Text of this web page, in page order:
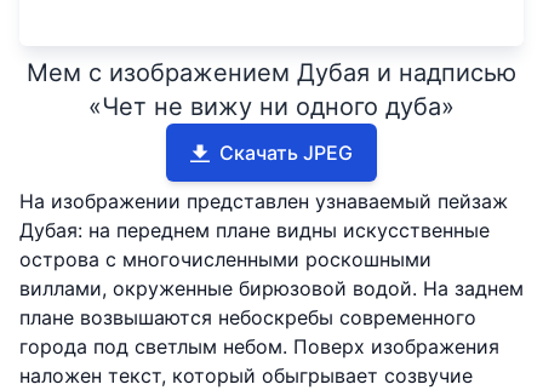
Мем с изображением Дубая и надписью
«Чет не вижу ни одного дуба»
Скачать JPEG
На изображении представлен узнаваемый пейзаж
Дубая: на переднем плане видны искусственные
острова с многочисленными роскошными
виллами, окруженные бирюзовой водой. На заднем
плане возвышаются небоскребы современного
города под светлым небом. Поверх изображения
наложен текст, который обыгрывает созвучие